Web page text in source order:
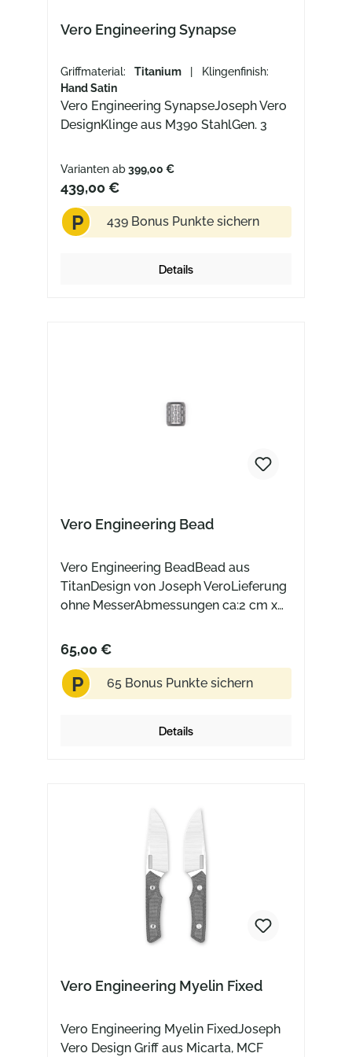
Vero Engineering Synapse
Griffmaterial: Titanium
| Klingenfinish:
Hand Satin
Vero Engineering SynapseJoseph Vero
DesignKlinge aus M390 StahlGen. 3
Varianten ab399,00 €
439,00 €
P 439 Bonus Punkte sichern
Details
Vero Engineering Bead
Vero Engineering BeadBead aus
TitanDesign von Joseph VeroLieferung
ohne MesserAbmessungen ca:2 cm x
65,00 €
P 65 Bonus Punkte sichern
Details
Vero Engineering Myelin Fixed
Vero Engineering Myelin FixedJoseph
Vero Design Griff aus Micarta, MCF